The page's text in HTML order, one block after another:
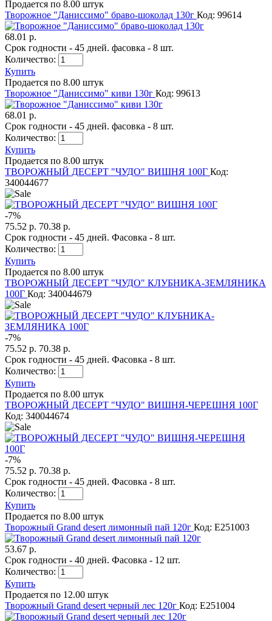
Продается по 8.00 штук
Творожное "Даниссимо" браво-шоколад 130г Код: 99614
68.01 р.
Срок годности - 45 дней. фасовка - 8 шт.
Количество:
Купить
Продается по 8.00 штук
Творожное "Даниссимо" киви 130г Код: 99613
68.01 р.
Срок годности - 45 дней. фасовка - 8 шт.
Количество:
Купить
Продается по 8.00 штук
ТВОРОЖНЫЙ ДЕСЕРТ "ЧУДО" ВИШНЯ 100Г Код:
340044677
-7%
75.52 р. 70.38 р.
Срок годности - 45 дней. Фасовка - 8 шт.
Количество:
Купить
Продается по 8.00 штук
ТВОРОЖНЫЙ ДЕСЕРТ "ЧУДО" КЛУБНИКА-ЗЕМЛЯНИКА
100Г Код: 340044679
-7%
75.52 р. 70.38 р.
Срок годности - 45 дней. Фасовка - 8 шт.
Количество:
Купить
Продается по 8.00 штук
ТВОРОЖНЫЙ ДЕСЕРТ "ЧУДО" ВИШНЯ-ЧЕРЕШНЯ 100Г
Код: 340044674
-7%
75.52 р. 70.38 р.
Срок годности - 45 дней. Фасовка - 8 шт.
Количество:
Купить
Продается по 8.00 штук
Творожный Grand desert лимонный пай 120г Код: E251003
53.67 р.
Срок годности - 40 дней. Фасовка - 12 шт.
Количество:
Купить
Продается по 12.00 штук
Творожный Grand desert черный лес 120г Код: E251004